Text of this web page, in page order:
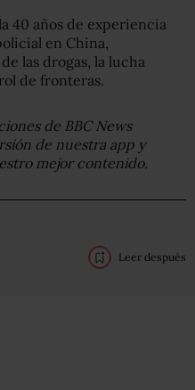
40 años de experiencia
en China,
las drogas, la lucha
de fronteras.
de BBC News
de nuestra app y
mejor contenido.
Leer después